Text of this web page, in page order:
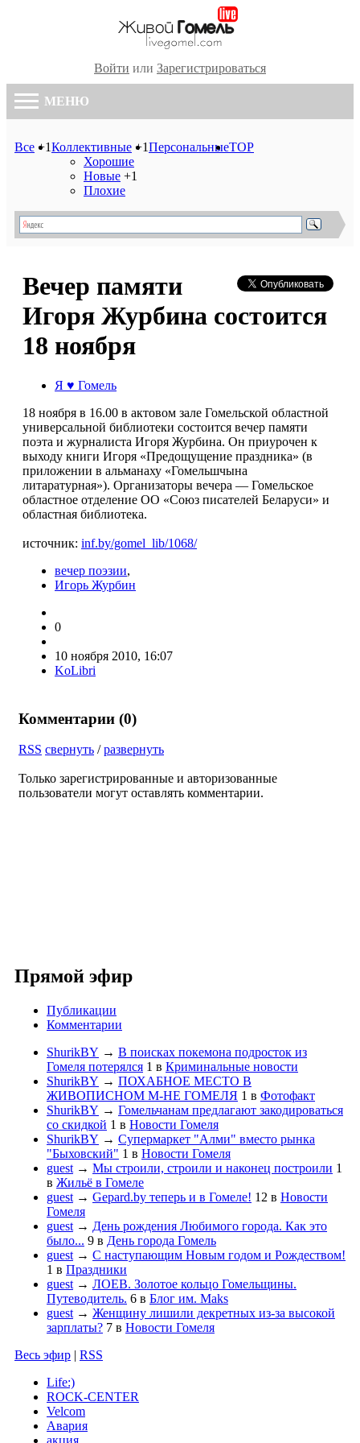
Войти или Зарегистрироваться
МЕНЮ
Все +1Коллективные +1
Хорошие
Новые +1
Плохие
ПерсональныеTOP
Вечер памяти
Игоря Журбина состоится
18 ноября
Я ♥ Гомель
18 ноября в 16.00 в актовом зале Гомельской областной
универсальной библиотеки состоится вечер памяти
поэта и журналиста Игоря Журбина. Он приурочен к
выходу книги Игоря «Предощущение праздника» (в
приложении в альманаху «Гомельшчына
литаратурная»). Организаторы вечера — Гомельское
областное отделение ОО «Союз писателей Беларуси» и
областная библиотека.
источник: inf.by/gomel_lib/1068/
вечер поэзии,
Игорь Журбин
0
10 ноября 2010, 16:07
KoLibri
Комментарии (0)
RSS свернуть /развернуть
Только зарегистрированные и авторизованные
пользователи могут оставлять комментарии.
Прямой эфир
Публикации
Комментарии
ShurikBY → В поисках покемона подросток из
Гомеля потерялся 1 в Криминальные новости
ShurikBY → ПОХАБНОЕ МЕСТО В
ЖИВОПИСНОМ М-НЕ ГОМЕЛЯ 1 в Фотофакт
ShurikBY → Гомельчанам предлагают закодироваться
со скидкой 1 в Новости Гомеля
ShurikBY → Супермаркет "Алми" вместо рынка
"Быховский" 1 в Новости Гомеля
guest → Мы строили, строили и наконец построили 1
в Жильё в Гомеле
guest → Gepard.by теперь и в Гомеле! 12 в Новости
Гомеля
guest → День рождения Любимого города. Как это
было... 9 в День города Гомель
guest → С наступающим Новым годом и Рождеством!
1 в Праздники
guest → ЛОЕВ. Золотое кольцо Гомельщины.
Путеводитель. 6 в Блог им. Maks
guest → Женщину лишили декретных из-за высокой
зарплаты? 7 в Новости Гомеля
Весь эфир | RSS
Life:)
ROCK-CENTER
Velcom
Авария